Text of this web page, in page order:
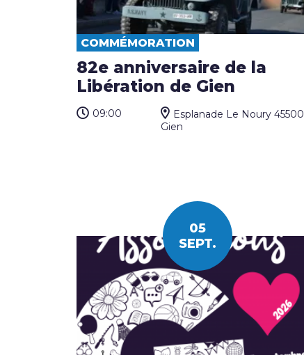
COMMÉMORATION
82e anniversaire de la
Libération de Gien
09:00
Esplanade Le Noury 45500
Gien
05
SEPT.